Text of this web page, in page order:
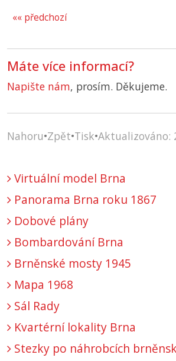
«« předchozí
Máte více informací?
Napište nám, prosím. Děkujeme.
Nahoru•Zpět•Tisk•Aktualizováno:
Virtuální model Brna
Panorama Brna roku 1867
Dobové plány
Bombardování Brna
Brněnské mosty 1945
Mapa 1968
Sál Rady
Kvartérní lokality Brna
Stezky po náhrobcích